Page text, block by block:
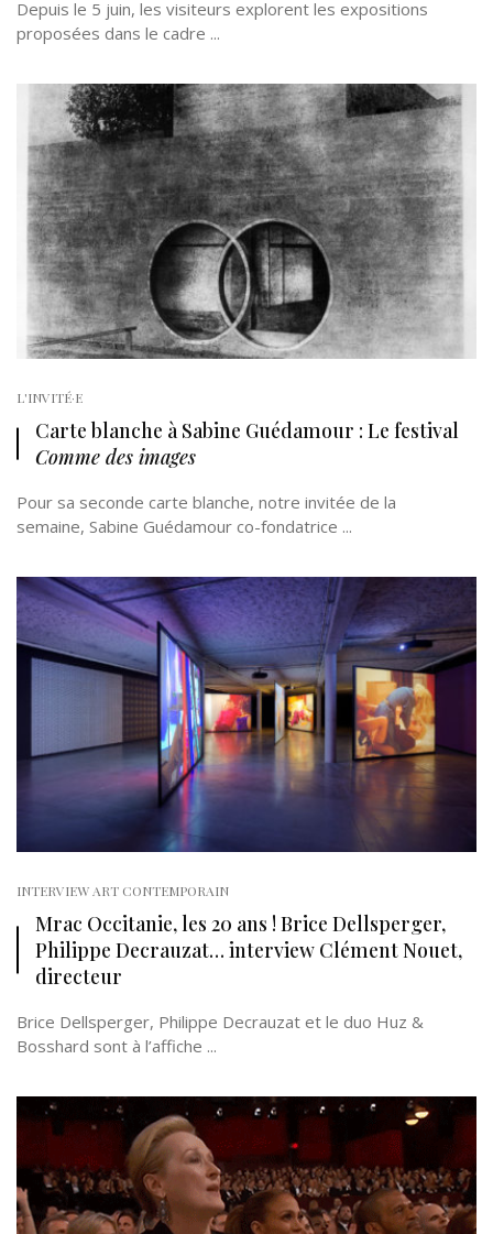
Depuis le 5 juin, les visiteurs explorent les expositions
proposées dans le cadre ...
L'INVITÉ·E
Carte blanche à Sabine Guédamour : Le festival
Comme des images
Pour sa seconde carte blanche, notre invitée de la
semaine, Sabine Guédamour co-fondatrice ...
INTERVIEW ART CONTEMPORAIN
Mrac Occitanie, les 20 ans ! Brice Dellsperger,
Philippe Decrauzat… interview Clément Nouet,
directeur
Brice Dellsperger, Philippe Decrauzat et le duo Huz &
Bosshard sont à l’affiche ...